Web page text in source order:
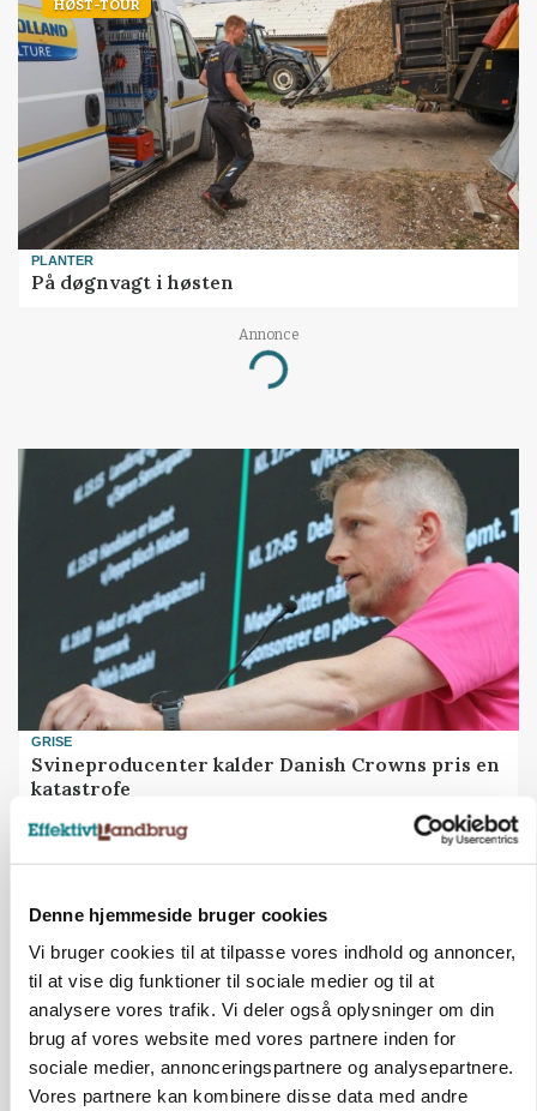
Denne hjemmeside bruger cookies
Vi bruger cookies til at tilpasse vores indhold og annoncer,
til at vise dig funktioner til sociale medier og til at
analysere vores trafik. Vi deler også oplysninger om din
brug af vores website med vores partnere inden for
sociale medier, annonceringspartnere og analysepartnere.
Vores partnere kan kombinere disse data med andre
HØST-TOUR
PLANTER
På døgnvagt i høsten
Annonce
Loading...
GRISE
Svineproducenter kalder Danish Crowns pris en
katastrofe